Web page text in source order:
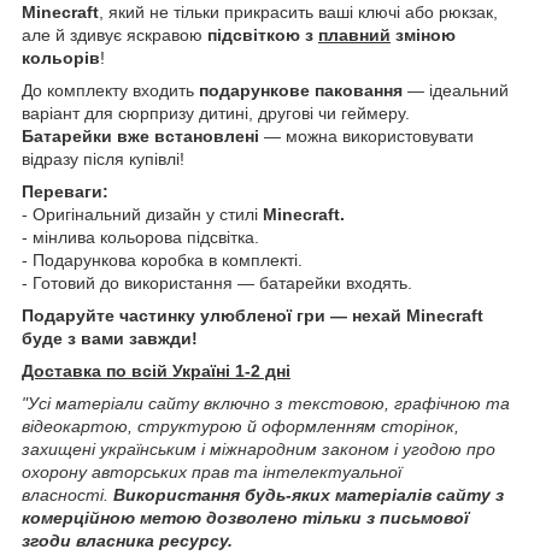
Minecraft , який не тільки прикрасить ваші ключі або рюкзак,
але й здивує яскравою підсвіткою з плавний зміною
кольорів!
До комплекту входить подарункове паковання — ідеальний
варіант для сюрпризу дитині, другові чи геймеру.
Батарейки вже встановлені — можна використовувати
відразу після купівлі!
Переваги:
- Оригінальний дизайн у стилі Minecraft.
- мінлива кольорова підсвітка.
- Подарункова коробка в комплекті.
- Готовий до використання — батарейки входять.
Подаруйте частинку улюбленої гри — нехай Minecraft
буде з вами завжди!
Доставка по всій Україні 1-2 дні
"Усі матеріали сайту включно з текстовою, графічною та
відеокартою, структурою й оформленням сторінок,
захищені українським і міжнародним законом і угодою про
охорону авторських прав та інтелектуальної
власності. Використання будь-яких матеріалів сайту з
комерційною метою дозволено тільки з письмової
згоди власника ресурсу.